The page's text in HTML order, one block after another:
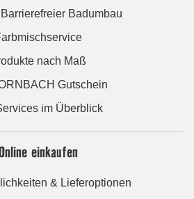
Badumbau
nach Maß
Gutschein
im Überblick
einkaufen
& Lieferoptionen